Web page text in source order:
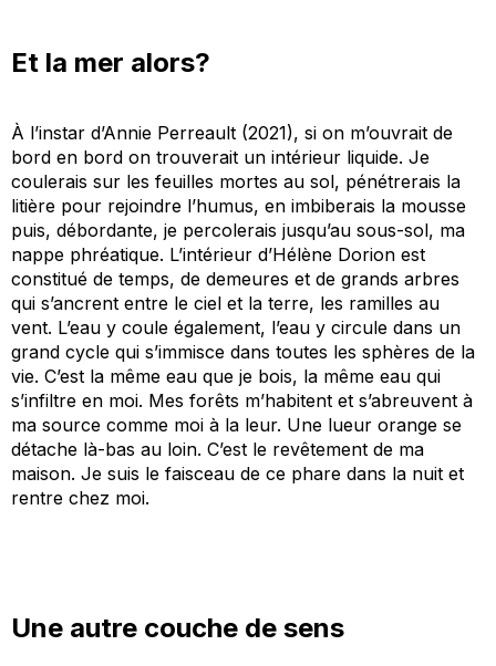
Et la mer alors?
À l’instar d’Annie Perreault (2021), si on m’ouvrait de
bord en bord on trouverait un intérieur liquide. Je
coulerais sur les feuilles mortes au sol, pénétrerais la
litière pour rejoindre l’humus, en imbiberais la mousse
puis, débordante, je percolerais jusqu’au sous-sol, ma
nappe phréatique. L’intérieur d’Hélène Dorion est
constitué de temps, de demeures et de grands arbres
qui s’ancrent entre le ciel et la terre, les ramilles au
vent. L’eau y coule également, l’eau y circule dans un
grand cycle qui s’immisce dans toutes les sphères de la
vie. C’est la même eau que je bois, la même eau qui
s’infiltre en moi. Mes forêts m’habitent et s’abreuvent à
ma source comme moi à la leur. Une lueur orange se
détache là-bas au loin. C’est le revêtement de ma
maison. Je suis le faisceau de ce phare dans la nuit et
rentre chez moi.
Une autre couche de sens